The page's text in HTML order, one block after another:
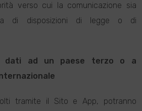
verso cui la comunicazione sia
di disposizioni di legge o di
dati ad un paese terzo o a
tramite il Sito e App, potranno